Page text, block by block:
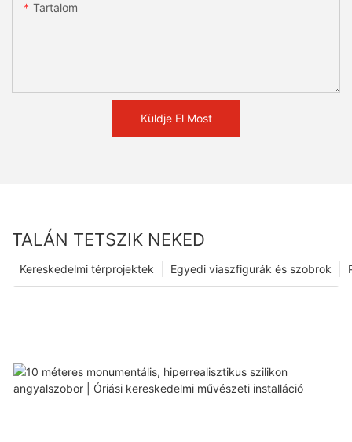
Tartalom
Küldje El Most
TALÁN TETSZIK NEKED
Egyedi viaszfigurák és szobrok
Kereskedelmi térprojektek